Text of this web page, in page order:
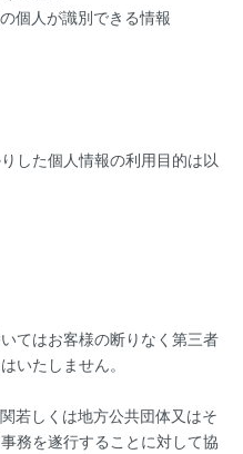
個人が識別できる情報
した個人情報の利用目的は以
てはお客様の断りなく第三者
いたしません。
若しくは地方公共団体又はそ
務を遂行することに対して協